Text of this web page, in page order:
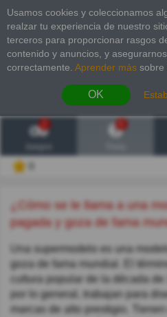
Usamos cookies y coleccionamos
realzar tu experiencia de nuestro
terceros para proporcionar rasgos
contenido y anuncios, y
correctamente. Aprender más sobre
OK
2
¿Cómo se le llama a una modelo que es muy bien
pagada y goza de fama
Una supermodelo es una
goza de fama mundial. El
cultura popular de la década
por lo general, trabajan para
marcas de alto prestigio.